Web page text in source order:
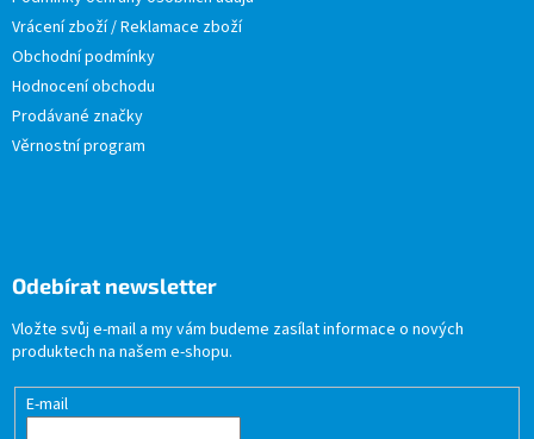
Vrácení zboží / Reklamace zboží
Obchodní podmínky
Hodnocení obchodu
Prodávané značky
Věrnostní program
Odebírat newsletter
Vložte svůj e-mail a my vám budeme zasílat informace o nových
produktech na našem e-shopu.
E-mail